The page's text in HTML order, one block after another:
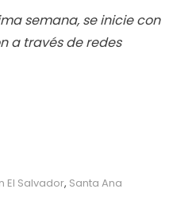
semana, se inicie con
a través de redes
El Salvador, Santa Ana